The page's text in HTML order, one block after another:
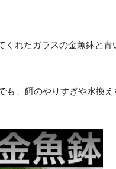
くれた ガラスの金魚鉢と青
、 餌のやりすぎや水換